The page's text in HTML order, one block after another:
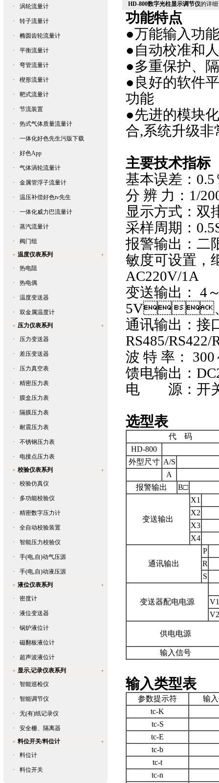
· 涡轮流量计
· 转子流量计
· 椭圆齿轮流量计
· 平衡流量计
· 弯管流量计
· 楔形流量计
· 靶式流量计
· 节流装置
· 热式气体质量流量计
· 一体化好色先生污版下载
· 好色App
· 气体涡轮流量计
· 金属管浮子流量计
· 温压补偿好色tv先生
· 一体化威力巴流量计
· 蒸汽流量计
·
阀门组
温度仪表系列
·
热电阻
· 热电偶
· 温度变送器
·
双金属温度计
压力仪表系列
·
压力变送器
· 差压变送器
· 压力真空表
· 精密压力表
· 膜盒压力表
· 隔膜压力表
· 耐震压力表
· 不锈钢压力表
·
电接点压力表
校验仪表系列
·
校验仿真仪
· 多功能校验仪
· 精密数字压力计
· 全自动校验装置
· 智能压力校验仪
· 手(电,自)动气压源
·
手(电,自)动液压源
液位仪表系列
·
密度计
· 液位变送器
· 锅炉液位计
· 磁翻板液位计
·
超声波液位计
显示,记录仪表系列
·
智能巡检仪
· 智能调节仪
· 无(有)纸记录仪
·
安全栅、隔离器
料位开关/料位计
·
料位计
· 料位开关
HD-800数字光柱显示调节仪的详细
功能特点
●万能输入功能
●自动校准和
●多重保护
●良好的软件平
功能
●先进的模块
合,系统升级非
主要技术指标
基本误差：
分 辨 力：1/
显示方式
采样周期：
报警输出：二
敏度可设置
AC220V/1A
变送输出
5V、0
通讯输出
RS485/RS422/
波 特 率 ： 300
馈电输出：
电 源：开
选型表
代 码
HD-800
外型尺寸 A/S
A
报警输出
B□
变送输出
X1
X2
X3
X4
通讯输出
P
R
S
变送器配电电源
供电电源
输入信号
输入类型表
参数提示符
输
tc-K
tc-S
tc-E
tc-b
tc-t
tc-n